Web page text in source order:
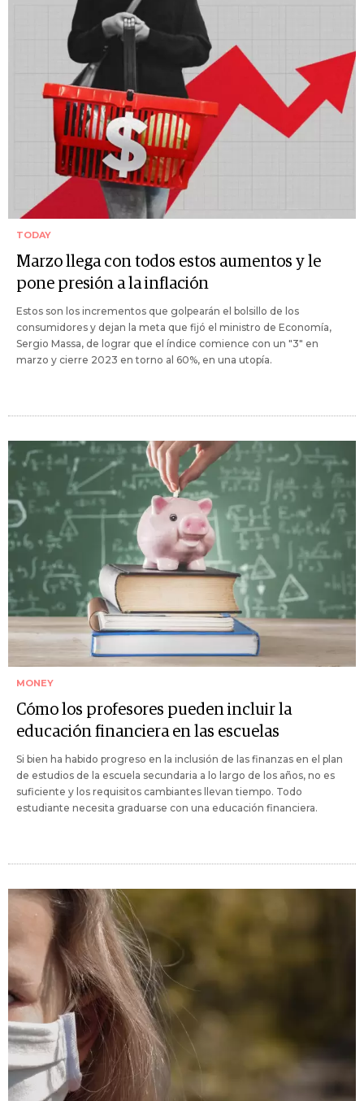
TODAY
Marzo llega con todos estos aumentos y le
pone presión a la inflación
Estos son los incrementos que golpearán el bolsillo de los
consumidores y dejan la meta que fijó el ministro de Economía,
Sergio Massa, de lograr que el índice comience con un "3" en
marzo y cierre 2023 en torno al 60%, en una utopía.
MONEY
Cómo los profesores pueden incluir la
educación financiera en las escuelas
Si bien ha habido progreso en la inclusión de las finanzas en el plan
de estudios de la escuela secundaria a lo largo de los años, no es
suficiente y los requisitos cambiantes llevan tiempo. Todo
estudiante necesita graduarse con una educación financiera.